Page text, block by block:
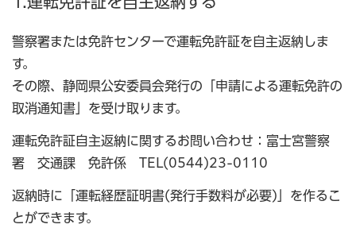
警察署または免許センターで運転免許証を自主返納しま
す。
その際、静岡県公安委員会発行の「申請による運転免許の
取消通知書」を受け取ります。
運転免許証自主返納に関するお問い合わせ：富士宮警察
署 交通課 免許係 TEL(0544)23-0110
返納時に「運転経歴証明書(発行手数料が必要)」を作るこ
とができます。